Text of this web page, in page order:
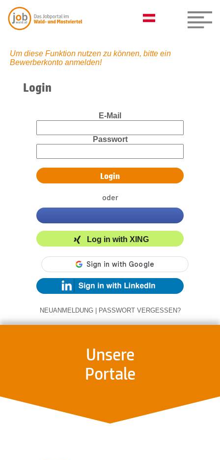
Um diese Funktion nutzen zu können, bitte ein
Bewerberkonto anmelden!
Login
E-Mail
Passwort
oder
Log in with XING
NEUANMELDUNG | PASSWORT VERGESSEN?
Unsere
Portale